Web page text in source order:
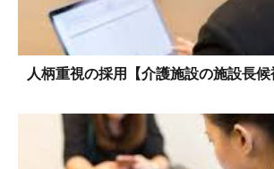
人柄重視の採用【介護施設の施設長